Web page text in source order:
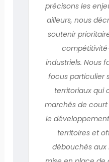
précisons les
ailleurs, nous
soutenir
industriels. Nous
focus particulier
territoriaux qui
marchés de
le
territoires et
débouchés aux